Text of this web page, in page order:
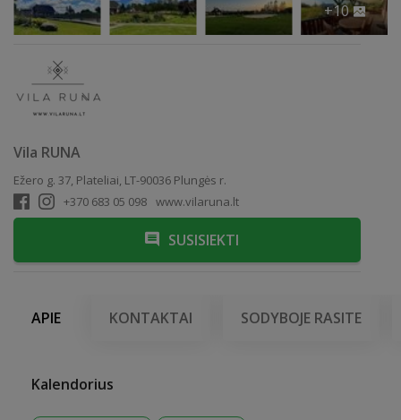
+10
Vila RUNA
Ežero g. 37, Plateliai, LT-90036 Plungės r.
+370 683 05 098 www.vilaruna.lt
SUSISIEKTI
APIE KONTAKTAI SODYBOJE RASITE
Kalendorius